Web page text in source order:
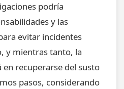
podría
y las
evitar incidentes
y mientras tanto, la
recuperarse del susto
pasos, considerando